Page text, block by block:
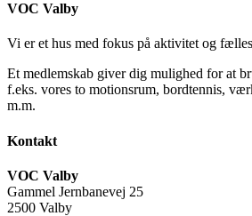
VOC Valby
Vi er et hus med fokus på aktivitet og
Et medlemskab giver dig mulighed for at
f.eks. vores to motionsrum, bordtennis,
m.m.
Kontakt
VOC Valby
Gammel Jernbanevej 25
2500 Valby